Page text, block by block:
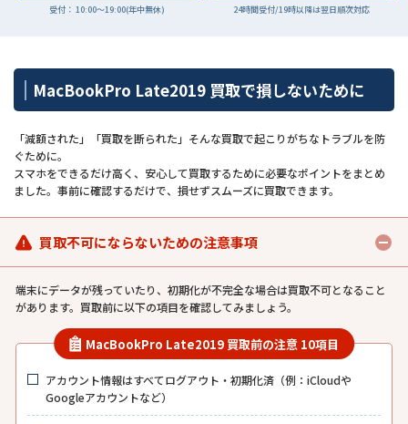
受付： 10:00〜19:00(年中無休) 24時間受付/19時以降は翌日順次対応
MacBookPro Late2019 買取で損しないために
「減額された」「買取を断られた」そんな買取で起こりがちなトラブルを防
ぐために。
スマホをできるだけ高く、安心して買取するために必要なポイントをまとめ
ました。事前に確認するだけで、損せずスムーズに買取できます。
買取不可にならないための注意事項
端末にデータが残っていたり、初期化が不完全な場合は買取不可となること
があります。買取前に以下の項目を確認してみましょう。
MacBookPro Late2019 買取前の注意 10項目
アカウント情報はすべてログアウト・初期化済（例：iCloudや
Googleアカウントなど）